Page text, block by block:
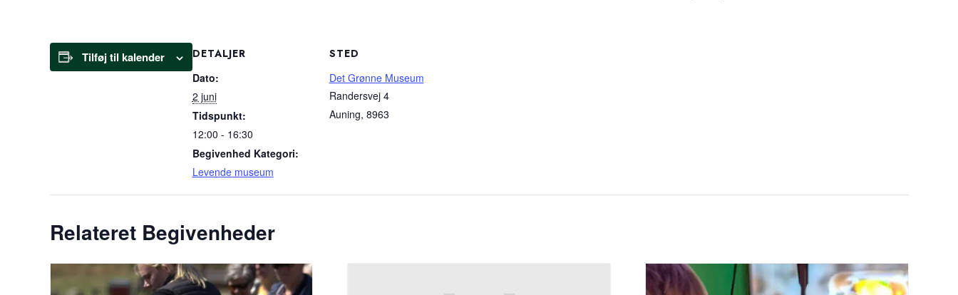
Tilføj til kalender
DETALJER
Dato:
2 juni
Tidspunkt:
12:00 - 16:30
Begivenhed Kategori:
Levende museum
STED
Det Grønne Museum
Randersvej 4
Auning, 8963
Relateret Begivenheder